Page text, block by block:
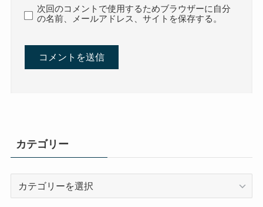
次回のコメントで使用するためブラウザーに自分
の名前、メールアドレス、サイトを保存する。
カテゴリー